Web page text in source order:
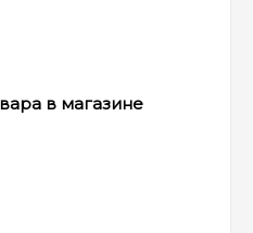
в магазине